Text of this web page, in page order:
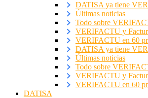
DATISA ya tiene
Últimas noticias
Todo sobre
VERIFACTU y
VERIFACTU en 60
DATISA ya tiene
Últimas noticias
Todo sobre
VERIFACTU y
VERIFACTU en 60
DATISA